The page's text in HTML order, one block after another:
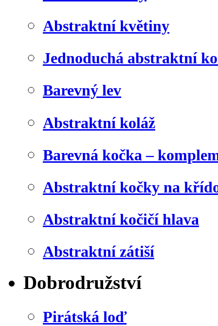
Abstraktní květiny
Jednoduchá abstraktní
Barevný lev
Abstraktní koláž
Barevná kočka –
Abstraktní kočky na
Abstraktní kočičí hlava
Abstraktní zátiší
Dobrodružství
Pirátská loď